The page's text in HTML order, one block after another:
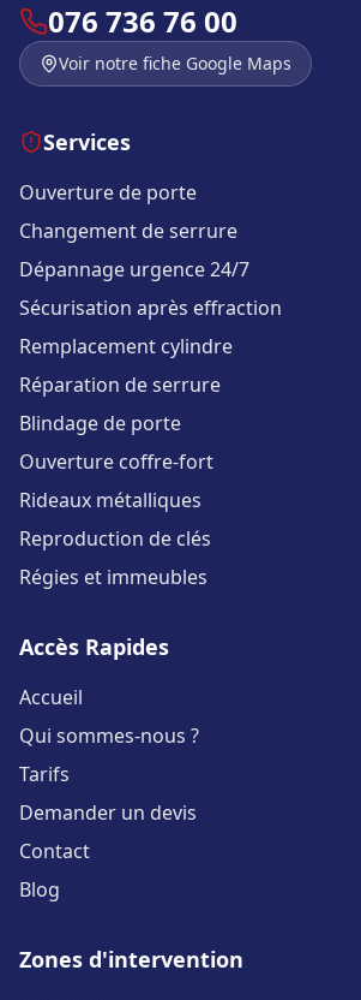
076 736 76 00
Voir notre fiche Google Maps
Services
Ouverture de porte
Changement de serrure
Dépannage urgence 24/7
Sécurisation après effraction
Remplacement cylindre
Réparation de serrure
Blindage de porte
Ouverture coffre-fort
Rideaux métalliques
Reproduction de clés
Régies et immeubles
Accès Rapides
Accueil
Qui sommes-nous ?
Tarifs
Demander un devis
Contact
Blog
Zones d'intervention